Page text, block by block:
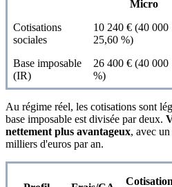
Micro
Cotisations
sociales
10 240 € (40 000
25,60 %)
Base imposable
(IR)
26 400 € (40 000
%)
Au régime réel, les cotisations sont
base imposable est divisée par deux.
nettement plus avantageux, avec
milliers d'euros par an.